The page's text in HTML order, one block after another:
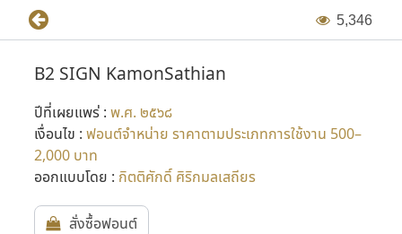
5,346
B2 SIGN KamonSathian
ปีที่เผยแพร่ : พ.ศ. ๒๕๖๘
เงื่อนไข : ฟอนต์จำหน่าย ราคาตามประเภทการใช้งาน 500–
2,000 บาท
ออกแบบโดย : กิตติศักดิ์ ศิริกมลเสถียร
สั่งซื้อฟอนต์